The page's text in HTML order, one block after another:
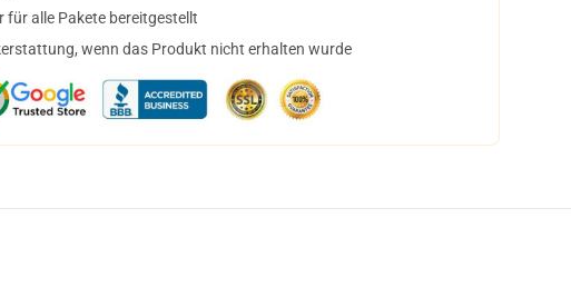
für alle Pakete bereitgestellt
wenn das Produkt nicht erhalten wurde